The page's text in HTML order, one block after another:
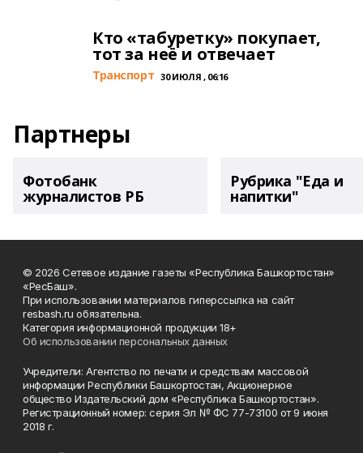
Кто «табуретку» покупает,
тот за неё и отвечает
Транспорт 30 ИЮЛЯ , 06:16
Партнеры
Фотобанк
журналистов РБ
Рубрика "Еда и
напитки"
© 2026 Сетевое издание газеты «Республика Башкортостан»
«РесБаш».
При использовании материалов гиперссылка на сайт
resbash.ru обязательна.
Категория информационной продукции 18+
Об использовании персональных данных
Учредители: Агентство по печати и средствам массовой
информации Республики Башкортостан, Акционерное
общество Издательский дом «Республика Башкортостан».
Регистрационный номер: серия Эл № ФС 77-73100 от 9 июня
2018 г.